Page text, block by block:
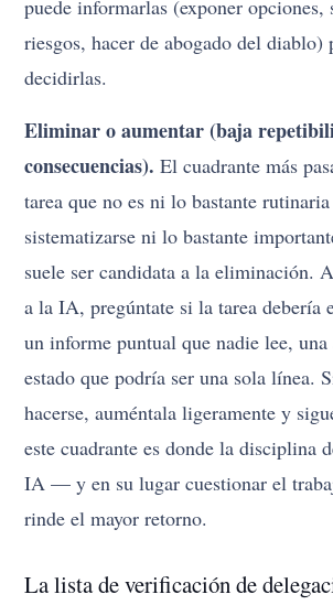
puede informarlas (exponer opciones,
riesgos, hacer de abogado del diablo)
decidirlas.
Eliminar o aumentar (baja
consecuencias). El cuadrante más
tarea que no es ni lo bastante
sistematizarse ni lo bastante
suele ser candidata a la eliminación.
a la IA, pregúntate si la tarea
un informe puntual que nadie lee,
estado que podría ser una sola línea.
hacerse, auméntala ligeramente y
este cuadrante es donde la disciplina
IA — y en su lugar cuestionar el
rinde el mayor retorno.
La lista de verificación de